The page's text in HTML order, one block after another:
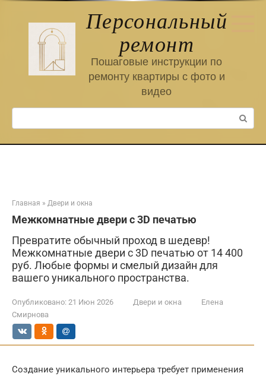
Персональный
ремонт
Пошаговые инструкции по
ремонту квартиры с фото и
видео
Поиск:
Главная » Двери и окна
Межкомнатные двери с 3D печатью
Превратите обычный проход в шедевр!
Межкомнатные двери с 3D печатью от 14 400
руб. Любые формы и смелый дизайн для
вашего уникального пространства.
Опубликовано: 21 Июн 2026 Двери и окна
Елена
Смирнова
Создание уникального интерьера требует применения